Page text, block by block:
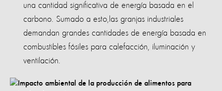
una cantidad significativa de energía basada en el
carbono. Sumado a esto,las granjas industriales
demandan grandes cantidades de energía basada en
combustibles fósiles para calefacción, iluminación y
ventilación.